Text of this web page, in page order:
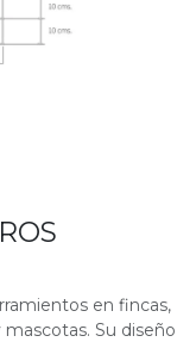
en fincas,
Su diseño